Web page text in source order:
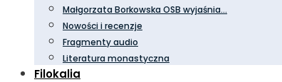
Małgorzata Borkowska OSB wyjaśnia…
Nowości i recenzje
Fragmenty audio
Literatura monastyczna
Filokalia